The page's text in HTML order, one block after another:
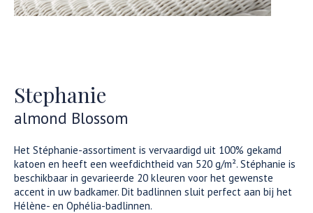
Stephanie
almond Blossom
Het Stéphanie-assortiment is vervaardigd uit 100% gekamd
katoen en heeft een weefdichtheid van 520 g/m². Stéphanie is
beschikbaar in gevarieerde 20 kleuren voor het gewenste
accent in uw badkamer. Dit badlinnen sluit perfect aan bij het
Hélène- en Ophélia-badlinnen.